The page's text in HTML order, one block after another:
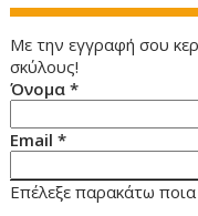
Με την εγγραφή σου
σκύλους!
Όνομα*
Email*
Επέλεξε παρακάτω